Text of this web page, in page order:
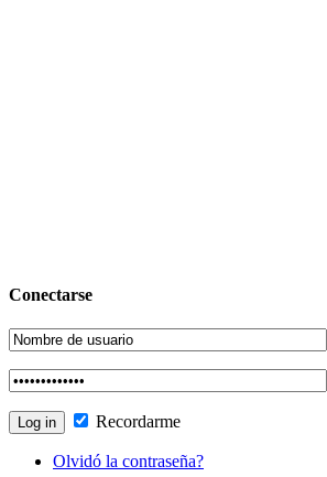
Conectarse
Recordarme
Olvidó la contraseña?